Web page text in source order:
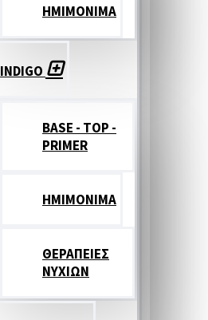
ΗΜΙΜΟΝΙΜΑ
INDIGO
BASE - TOP -
PRIMER
HMIMONIMA
ΘΕΡΑΠΕΙΕΣ
ΝΥΧΙΩΝ